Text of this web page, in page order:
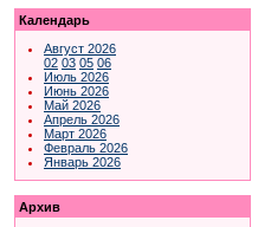
Календарь
Август 2026
02 03 05 06
Июль 2026
Июнь 2026
Май 2026
Апрель 2026
Март 2026
Февраль 2026
Январь 2026
Архив